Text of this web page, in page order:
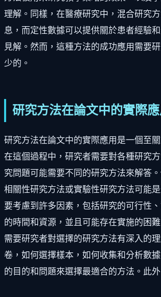
理解。同樣，在醫療研究中，混合研究
息，而定性數據可以提供關於患者經驗
見解。然而，這種方法的成功應用需要
少的。
研究方法在論文中的實際應
研究方法在論文中的實際應用是一個至
在這個過程中，研究者需要對各種研究
究問題可能需要不同的研究方法來解答
相關性研究方法或實驗性研究方法可能
要考慮到許多因素，包括研究的可行性
的時間和資源，並且可能存在實施的困
需要研究者對選擇的研究方法有深入的
卷，如何選擇樣本，如何收集和分析數
的目的和問題來選擇最適合的方法。此